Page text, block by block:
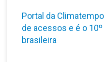
Portal da
de acessos e é o
brasileira